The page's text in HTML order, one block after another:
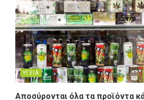
ΥΓΕΙΑ
Αποσύρονται όλα τα προϊόντα